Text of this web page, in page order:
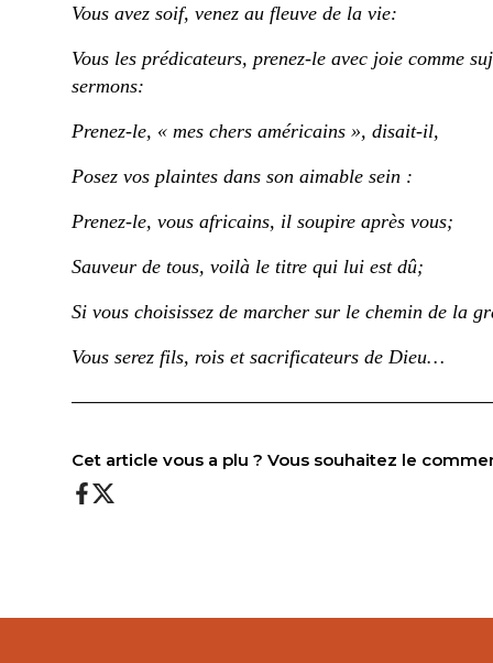
Vous avez soif, venez au fleuve de la vie:
Vous les prédicateurs, prenez-le avec joie comme
sermons:
Prenez-le, « mes chers américains », disait-il,
Posezvos plaintes dans son aimable sein :
Prenez-le, vous africains, il soupire après vous;
Sauveur de tous, voilà le titre qui lui est dû;
Si vous choisissez de marcher sur le chemin de la
Vous serez fils, rois et sacrificateurs de Dieu…
Cet article vous a plu ? Vous souhaitez le